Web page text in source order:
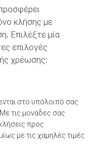
κλήσης με
Επιλέξτε μία
επιλογές
χρέωσης:
στο υπόλοιπό σας
τις μονάδες σας
προς
με τις χαμηλές τιμές